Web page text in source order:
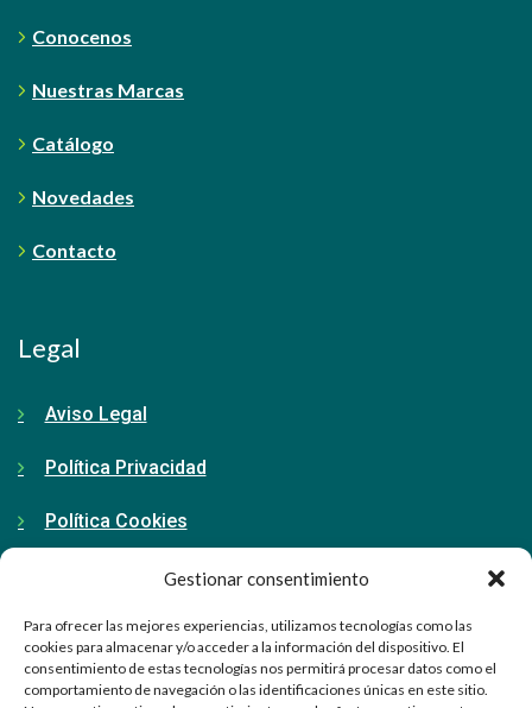
Gestionar consentimiento
Para ofrecer las mejores experiencias, utilizamos tecnologías como las
cookies para almacenar y/o acceder a la información del dispositivo. El
consentimiento de estas tecnologías nos permitirá procesar datos como el
comportamiento de navegación o las identificaciones únicas en este sitio.
Conocenos
Nuestras Marcas
Catálogo
Novedades
Contacto
Legal
Aviso Legal
Política Privacidad
Política Cookies
Contacto
91 798 71 15